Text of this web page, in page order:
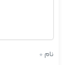
نام *